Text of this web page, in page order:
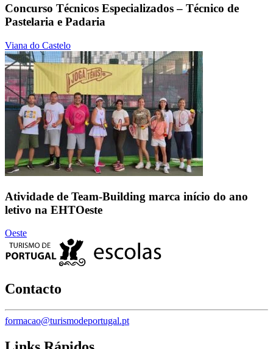
Concurso Técnicos Especializados – Técnico de
Pastelaria e Padaria
Viana do Castelo
Atividade de Team-Building marca início do ano
letivo na EHTOeste
Oeste
Contacto
formacao@turismodeportugal.pt